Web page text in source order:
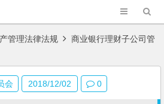
管理法律法规 商业银行理财子公司管
会 2018/12/02
0